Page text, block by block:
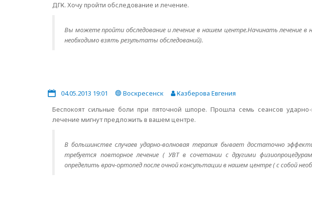
ДГК. Хочу пройти обследование и лечение.
Вы можете пройти обследование и лечение в нашем центре.Начинать лечение в
необходимо взять результаты обследований).
04.05.2013 19:01 Воскресенск
Казберова Евгения
Беспокоят сильные боли при пяточной шпоре. Прошла семь сеансов
лечение мигнут предложить в вашем центре.
В большинстве случаев ударно-волновая терапия бывает достаточно
требуется повторное лечение ( УВТ в сочетании с другими
определить врач-ортопед после очной консультации в нашем центре ( с собой